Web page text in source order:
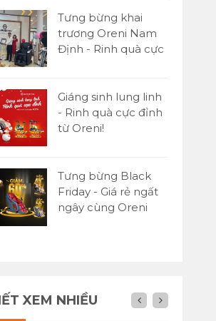
Tưng bừng khai
trương Oreni Nam
Định - Rinh quà cực
Giáng sinh lung linh
- Rinh quà cực đỉnh
từ Oreni!
Tưng bừng Black
Friday - Giá rẻ ngất
ngây cùng Oreni
XEM NHIỀU